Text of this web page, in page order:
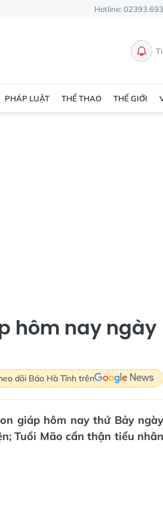
Hotline:
PHÁP LUẬT THỂ THAO THẾ GIỚI
hôm nay ngày
dõi Báo Hà Tĩnh trên
giáp hôm nay thứ Bảy ngày
Tuổi Mão cẩn thận tiểu nhân